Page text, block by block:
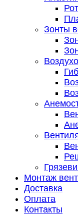
Зонты
Монтаж
Доставка
Оплата
Контакты